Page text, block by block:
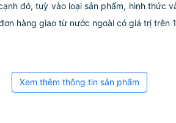
đó, tuỳ vào loại sản phẩm, hình
hàng giao từ nước ngoài có giá trị trên
Xem thêm thông tin sản phẩm